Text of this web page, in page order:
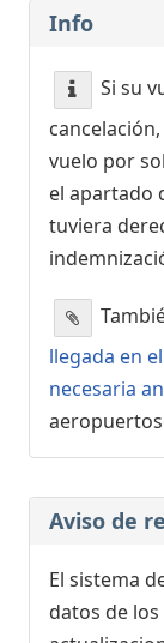
Info
Si su
vuelo por
el apartado
tuviera
llegada en
necesaria
Aviso de
El sistema
datos de